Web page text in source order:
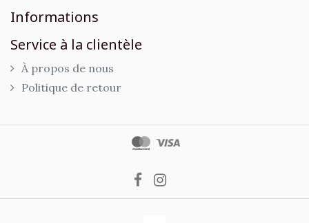
Informations
Service à la clientèle
À propos de nous
Politique de retour